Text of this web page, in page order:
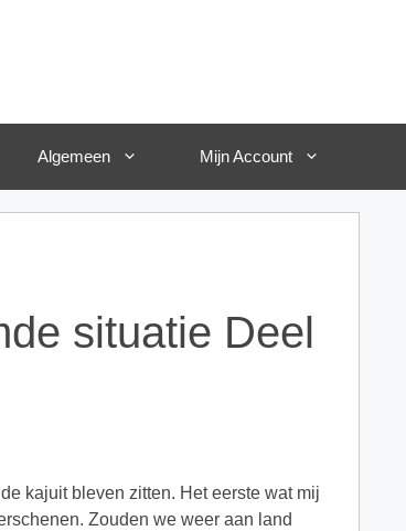
Algemeen Mijn Account
situatie Deel
kajuit bleven zitten. Het eerste wat mij
Zouden we weer aan land